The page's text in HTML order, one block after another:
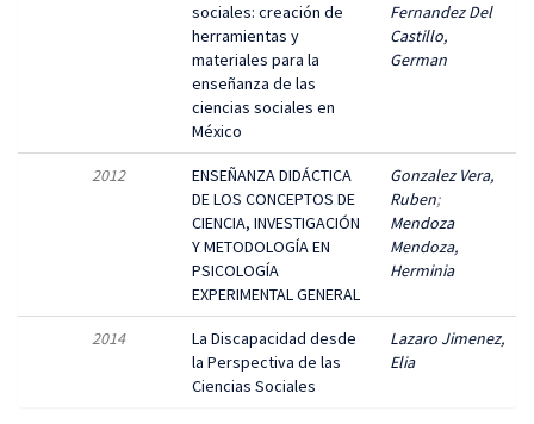
sociales: creación de
herramientas y
materiales para la
enseñanza de las
ciencias sociales en
México
Fernandez Del
Castillo,
German
2012
ENSEÑANZA DIDÁCTICA
DE LOS CONCEPTOS DE
CIENCIA, INVESTIGACIÓN
Y METODOLOGÍA EN
PSICOLOGÍA
EXPERIMENTAL GENERAL
Gonzalez Vera,
Ruben;
Mendoza
Mendoza,
Herminia
2014
La Discapacidad desde
la Perspectiva de las
Ciencias Sociales
Lazaro Jimenez,
Elia